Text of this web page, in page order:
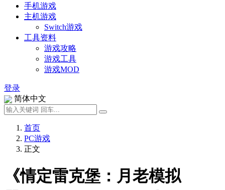
手机游戏
主机游戏
Switch游戏
工具资料
游戏攻略
游戏工具
游戏MOD
登录
简体中文
首页
PC游戏
正文
《情定雷克堡：月老模拟